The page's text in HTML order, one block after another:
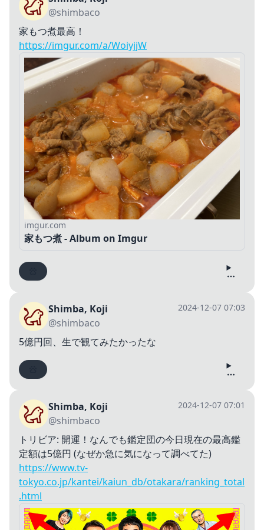
@shimbaco
家もつ煮最高！
https://imgur.com/a/WoiyjjW
imgur.com
家もつ煮 - Album on Imgur
Shimba, Koji
@shimbaco
2024-12-07 07:03
5億円回、生で観てみたかったな
Shimba, Koji
@shimbaco
2024-12-07 07:01
トリビア: 開運！なんでも鑑定団の今日現在の最高鑑
定額は5億円 (なぜか急に気になって調べてた)
https://www.tv-
tokyo.co.jp/kantei/kaiun_db/otakara/ranking_total
.html